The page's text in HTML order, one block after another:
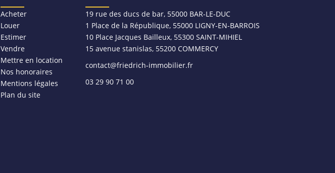
Acheter
Louer
Estimer
Vendre
Mettre en location
Nos honoraires
Mentions légales
Plan du site
19 rue des ducs de bar, 55000 BAR-LE-DUC
1 Place de la République, 55000 LIGNY-EN-BARROIS
10 Place Jacques Bailleux, 55300 SAINT-MIHIEL
15 avenue stanislas, 55200 COMMERCY
contact@friedrich-immobilier.fr
03 29 90 71 00